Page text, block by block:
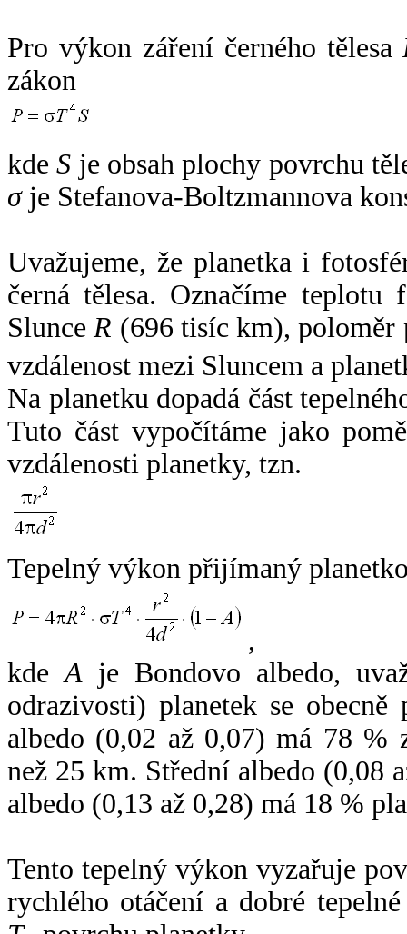
Pro výkon záření černého tělesa
zákon
kdeS je obsah plochy povrchu
σje Stefanova-Boltzmannova
Uvažujeme, že planetka i
černá tělesa. Označíme
SlunceR (696 tisíc km),
vzdálenost mezi Sluncem a
Na planetku dopadá část
Tuto část vypočítáme jako
vzdálenosti planetky, tzn.
Tepelný výkon přijímaný
,
kdeA je Bondovo albedo,
odrazivosti) planetek se
albedo (0,02 až 0,07) má 78 %
než 25 km. Střední albedo (0,08
albedo (0,13 až 0,28) má 18 %
Tento tepelný výkon vyzařuje
rychlého otáčení a dobré